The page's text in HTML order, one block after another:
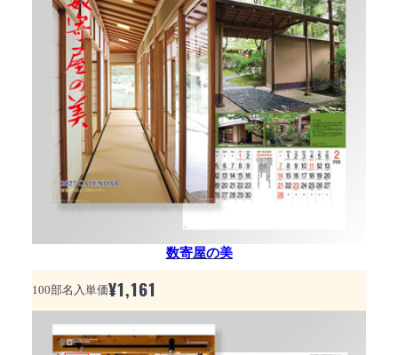
数寄屋の美
100部名入単価¥1,161